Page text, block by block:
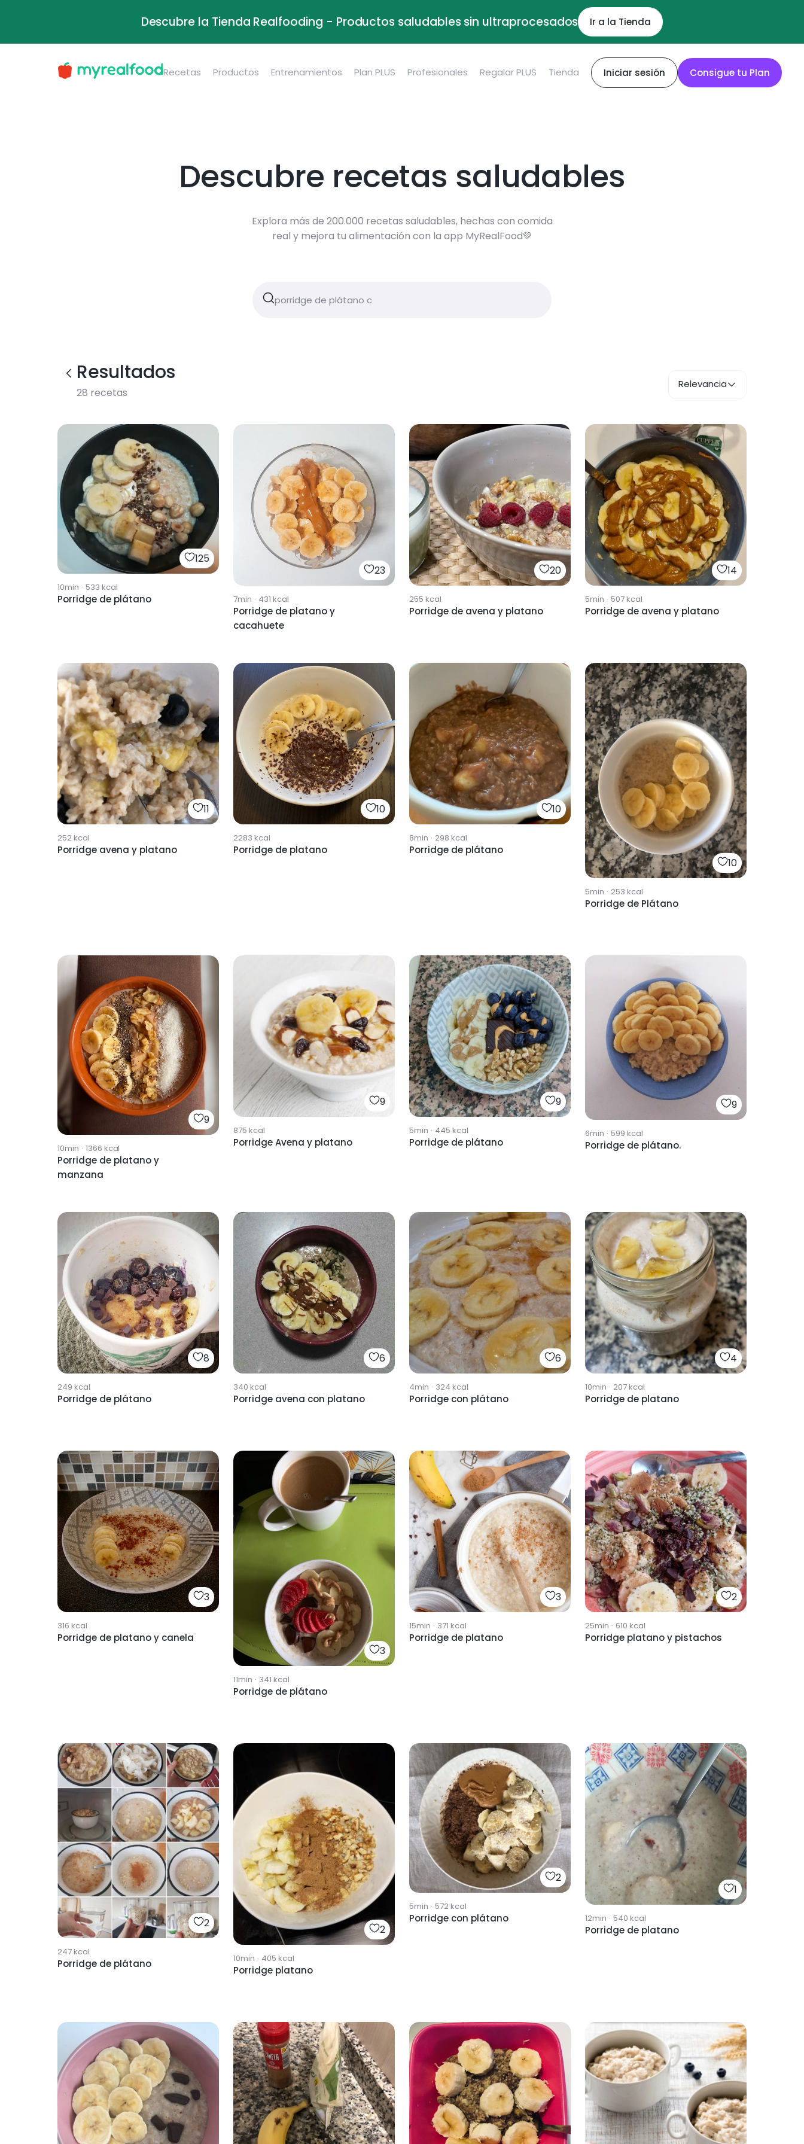
Descubre la Tienda Realfooding - Productos saludables sin ultraprocesados Ir a la Tienda
Recetas Productos Entrenamientos Plan PLUS Profesionales Regalar PLUS Tienda Iniciar sesión Consigue tu Plan
Descubre recetas saludables
Explora más de 200.000 recetas saludables, hechas con comida
real y mejora tu alimentación con la app MyRealFood💚
Resultados
28 recetas
Relevancia
125
10min · 533 kcal
Porridge de plátano
23
7min · 431 kcal
Porridge de platano y
cacahuete
20
255 kcal
Porridge de avena y platano
14
5min · 507kcal
Porridge de avena y platano
11
252kcal
Porridge avena y platano
10
2283 kcal
Porridge de platano
10
8min · 298 kcal
Porridge de plátano
10
5min · 253 kcal
Porridge de Plátano
9
10min · 1366 kcal
Porridge de platano y
manzana
9
875 kcal
Porridge Avena y platano
9
5min · 445 kcal
Porridge de plátano
9
6min · 599 kcal
Porridge de plátano.
8
249 kcal
Porridge de plátano
6
340 kcal
Porridge avena con platano
6
4min · 324 kcal
Porridge con plátano
4
10min · 207kcal
Porridge de platano
3
316 kcal
Porridge de platano y canela
3
11min · 341 kcal
Porridge de plátano
3
15min · 371 kcal
Porridge de platano
2
25min · 610 kcal
Porridge platano y pistachos
2
247kcal
Porridge de plátano
2
10min · 405 kcal
Porridge platano
2
5min · 572kcal
Porridge con plátano
1
12min · 540 kcal
Porridge de platano